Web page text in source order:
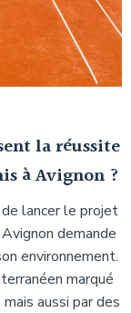
la réussite
à Avignon ?
lancer le projet
demande
environnement.
marqué
aussi par des